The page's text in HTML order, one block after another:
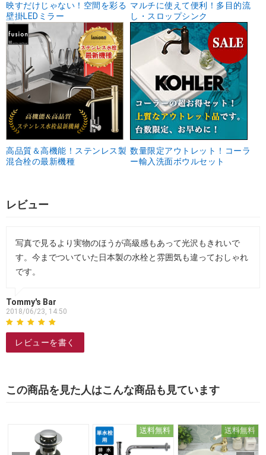
映すだけじゃない！空間を彩る
壁掛LEDミラー
マルチに使えて便利！多目的流
し・スロップシンク
高品質＆高機能！ステンレス製
混合栓の最新機種
数量限定アウトレット！コーラ
ー輸入洗面ボウルセット
レビュー
写真で見るより実物のほうが高級感もあって光沢もきれいで
す。今までついていた日本製の水栓と雰囲気も違っておしゃれ
です。
Tommy's Bar
2018/06/23, 14:50
レビューを書く
この商品を見た人はこんな商品も見ています
送料無料 送料無料